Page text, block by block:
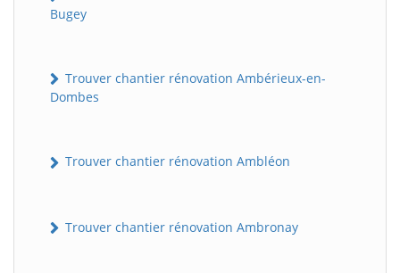
Bugey
Trouver chantier rénovation Ambérieux-en-
Dombes
Trouver chantier rénovation Ambléon
Trouver chantier rénovation Ambronay